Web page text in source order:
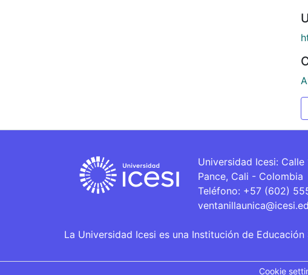
Universidad Icesi: Calle
Pance, Cali - Colombia
Teléfono: +57 (602)
La Universidad Icesi es una Institución de
Cookie